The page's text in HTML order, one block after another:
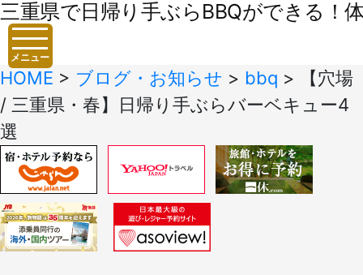
三重県で日帰り手ぶらBBQができる！
メニュー
HOME > ブログ・お知らせ > bbq >
【穴場
/ 三重県・春】日帰り手ぶらバーベキュー4
選